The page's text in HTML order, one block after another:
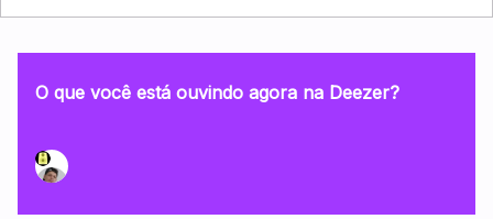
O que você está ouvindo agora na Deezer?